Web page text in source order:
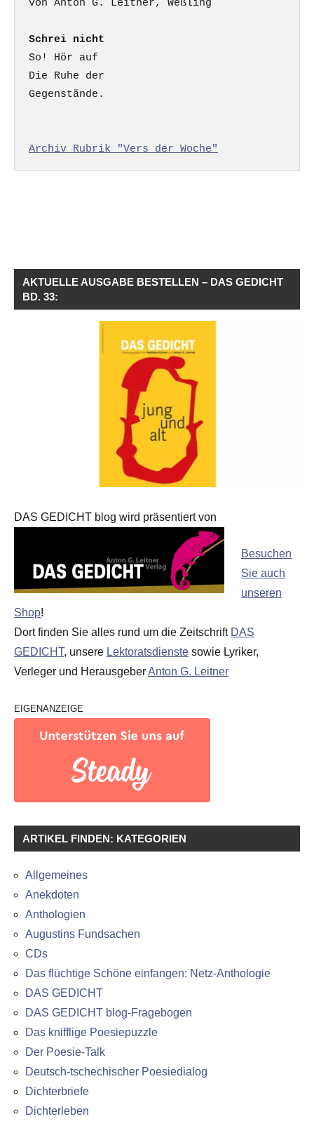
Schrei nicht
So! Hör auf
Die Ruhe der
Gegenstände.
Archiv Rubrik "Vers der Woche"
AKTUELLE AUSGABE BESTELLEN – DAS GEDICHT
BD. 33:
DAS GEDICHT blog wird präsentiert von
Besuchen
Sie auch
unseren
Shop!
Dort finden Sie alles rund um die Zeitschrift DAS
GEDICHT, unsere Lektoratsdienste sowie Lyriker,
Verleger und HerausgeberAnton G. Leitner
EIGENANZEIGE
ARTIKEL FINDEN: KATEGORIEN
Allgemeines
Anekdoten
Anthologien
Augustins Fundsachen
CDs
Das flüchtige Schöne einfangen: Netz-Anthologie
DAS GEDICHT
DAS GEDICHT blog-Fragebogen
Das knifflige Poesiepuzzle
Der Poesie-Talk
Deutsch-tschechischer Poesiedialog
Dichterbriefe
Dichterleben